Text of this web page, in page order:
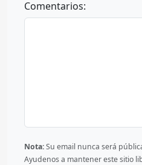
Comentarios:
Nota:Su email nunca será
Ayudenos a mantener este sitio